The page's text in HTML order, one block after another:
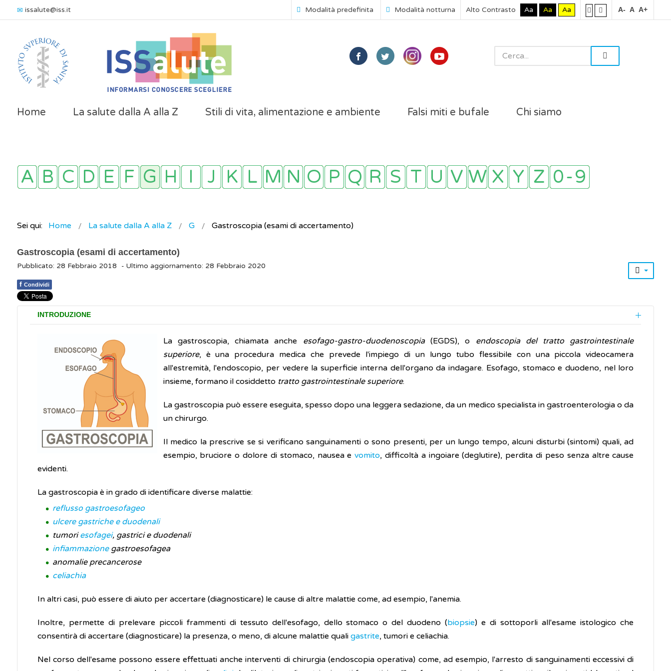
issalute@iss.it Modalità predefinita Modalità notturna Alto Contrasto Aa Aa Aa A- A A+
Home La salute dalla A alla Z Stili di vita, alimentazione e ambiente Falsi miti e bufale Chi siamo
Sei qui: Home La salute dalla A alla Z G Gastroscopia (esami di accertamento)
Gastroscopia (esami di accertamento)
Pubblicato: 28 Febbraio 2018 - Ultimo aggiornamento: 28 Febbraio 2020
f Condividi
INTRODUZIONE
La gastroscopia, chiamata anche esofago-gastro-duodenoscopia(EGDS), o endoscopia del tratto gastrointestinale
superiore, è una procedura medica che prevede l'impiego di un lungo tubo flessibile con una piccola videocamera
all'estremità, l'endoscopio, per vedere la superficie interna dell'organo da indagare. Esofago, stomaco e duodeno, nel loro
insieme, formano il cosiddetto tratto gastrointestinale superiore.
La gastroscopia può essere eseguita, spesso dopo una leggera sedazione, da un medico specialista in gastroenterologia o da
un chirurgo.
Il medico la prescrive se si verificano sanguinamenti o sono presenti, per un lungo tempo, alcuni disturbi (sintomi) quali, ad
esempio, bruciore o dolore di stomaco, nausea evomito, difficoltà a ingoiare (deglutire), perdita di peso senza altre cause
evidenti.
La gastroscopia è in grado di identificare diverse malattie:
reflusso gastroesofageo
ulcere gastriche e duodenali
tumoriesofagei, gastrici e duodenali
infiammazione gastroesofagea
anomalie precancerose
celiachia
In altri casi, può essere di aiuto per accertare (diagnosticare) le cause di altre malattie come, ad esempio, l'anemia.
Inoltre, permette di prelevare piccoli frammenti di tessuto dell'esofago, dello stomaco o del duodeno (biopsie) e di sottoporli all'esame istologico che
consentirà di accertare (diagnosticare) la presenza, o meno, di alcune malattie quali gastrite, tumori e celiachia.
Nel corso dell'esame possono essere effettuati anche interventi di chirurgia (endoscopia operativa) come, ad esempio, l'arresto di sanguinamenti eccessivi di